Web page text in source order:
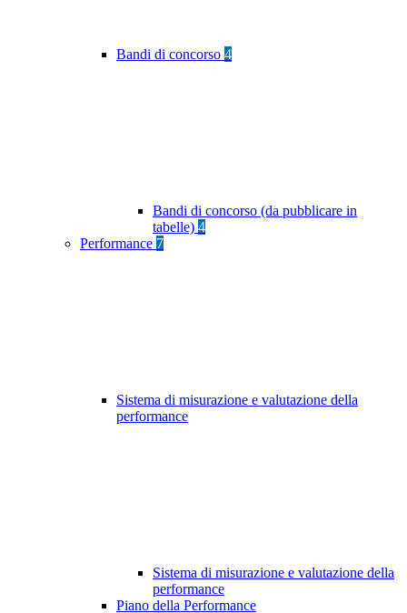
Bandi di concorso 4
Bandi di concorso (da pubblicare in
tabelle) 4
Performance 7
Sistema di misurazione e valutazione della
performance
Sistema di misurazione e valutazione della
performance
Piano della Performance